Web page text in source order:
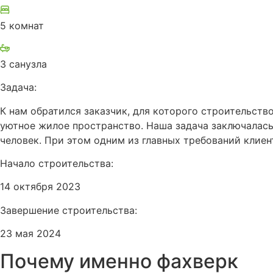
5 комнат
3 санузла
Задача:
К нам обратился заказчик, для которого
уютное жилое пространство. Наша задача
человек. При этом одним из главных требований
Начало строительства:
14 октября 2023
Завершение строительства:
23 мая 2024
Почему именно фахверк